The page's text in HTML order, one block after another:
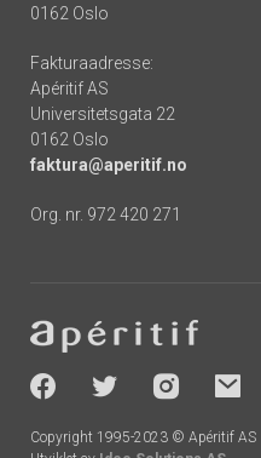
0162 Oslo
Fakturaadresse:
Apéritif AS
Universitetsgata 22
0162 Oslo
faktura@aperitif.no
Org. nr. 972 420 271
-
socials
Copyright 1995-2023 © Apéritif AS